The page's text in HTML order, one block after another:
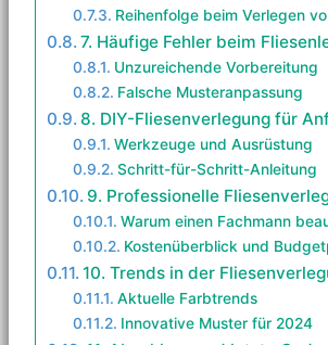
Reihenfolge beim Verlegen
7. Häufige Fehler beim
Unzureichende Vorbereitung
Falsche Musteranpassung
8. DIY-Fliesenverlegung für
Werkzeuge und Ausrüstung
Schritt-für-Schritt-Anleitung
9. Professionelle
Warum einen Fachmann
Kostenüberblick und
10. Trends in der
Aktuelle Farbtrends
Innovative Muster für 2024